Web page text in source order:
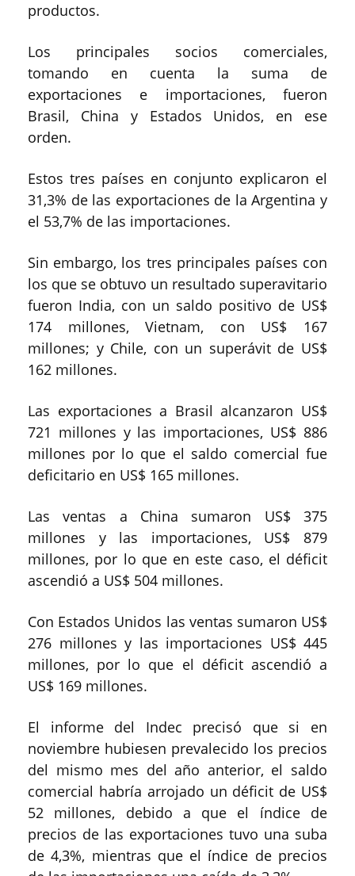
productos.
Los principales socios comerciales,
tomando en cuenta la suma de
exportaciones e importaciones, fueron
Brasil, China y Estados Unidos, en ese
orden.
Estos tres países en conjunto explicaron el
31,3% de las exportaciones de la Argentina y
el 53,7% de las importaciones.
Sin embargo, los tres principales países con
los que se obtuvo un resultado superavitario
fueron India, con un saldo positivo de US$
174 millones, Vietnam, con US$ 167
millones; y Chile, con un superávit de US$
162 millones.
Las exportaciones a Brasil alcanzaron US$
721 millones y las importaciones, US$ 886
millones por lo que el saldo comercial fue
deficitario en US$ 165 millones.
Las ventas a China sumaron US$ 375
millones y las importaciones, US$ 879
millones, por lo que en este caso, el déficit
ascendió a US$ 504 millones.
Con Estados Unidos las ventas sumaron US$
276 millones y las importaciones US$ 445
millones, por lo que el déficit ascendió a
US$ 169 millones.
El informe del Indec precisó que si en
noviembre hubiesen prevalecido los precios
del mismo mes del año anterior, el saldo
comercial habría arrojado un déficit de US$
52 millones, debido a que el índice de
precios de las exportaciones tuvo una suba
de 4,3%, mientras que el índice de precios